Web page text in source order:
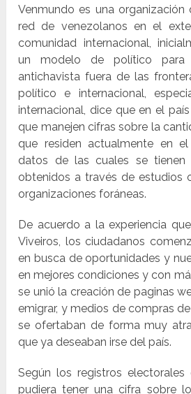
Venmundo es una organización
red de venezolanos en el
comunidad internacional,
un modelo de político
antichavista fuera de las
político e internacional,
internacional, dice que en el
que manejen cifras sobre la
que residen actualmente en
datos de las cuales se tienen
obtenidos a través de estudios
organizaciones foráneas.
De acuerdo a la experiencia
Viveiros, los ciudadanos
en busca de oportunidades y
en mejores condiciones y con
se unió la creación de paginas
emigrar, y medios de compras
se ofertaban de forma muy
que ya deseaban irse del país.
Según los registros
pudiera tener una cifra sobre